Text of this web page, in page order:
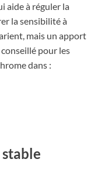
aide à réguler la
la sensibilité à
mais un apport
pour les
dans :